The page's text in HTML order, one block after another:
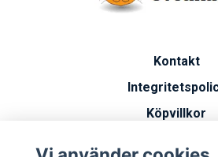
Kontakt
Köpvillkor